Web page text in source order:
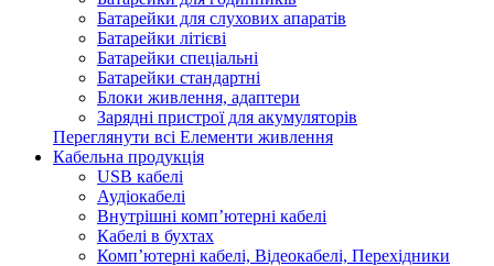
Батарейки для слухових апаратів
Батарейки літієві
Батарейки спеціальні
Батарейки стандартні
Блоки живлення, адаптери
Зарядні пристрої для акумуляторів
Переглянути всі Елементи живлення
Кабельна продукція
USB кабелі
Аудіокабелі
Внутрішні комп’ютерні кабелі
Кабелі в бухтах
Комп’ютерні кабелі, Відеокабелі, Перехідники